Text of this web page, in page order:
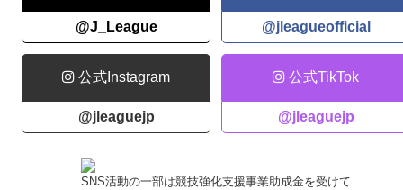
@J_League @jleagueofficial
公式Instagram
@jleaguejp
公式TikTok
@jleaguejp
SNS活動の一部は競技強化支援事業助成金を受けて